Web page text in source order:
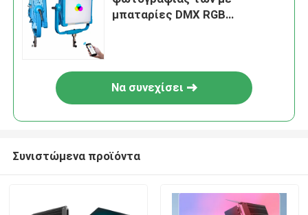
μπαταρίες DMX RGB
εναλλασσόμενου ρεύματος 12
αποτελεσμάτων
Να συνεχίσει
Συνιστώμενα προϊόντα